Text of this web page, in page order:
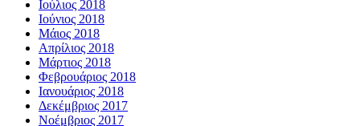
Ιούλιος 2018
Ιούνιος 2018
Μάιος 2018
Απρίλιος 2018
Μάρτιος 2018
Φεβρουάριος 2018
Ιανουάριος 2018
Δεκέμβριος 2017
Νοέμβριος 2017